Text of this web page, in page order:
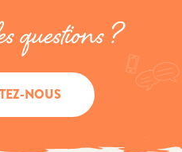
questions ?
NOUS